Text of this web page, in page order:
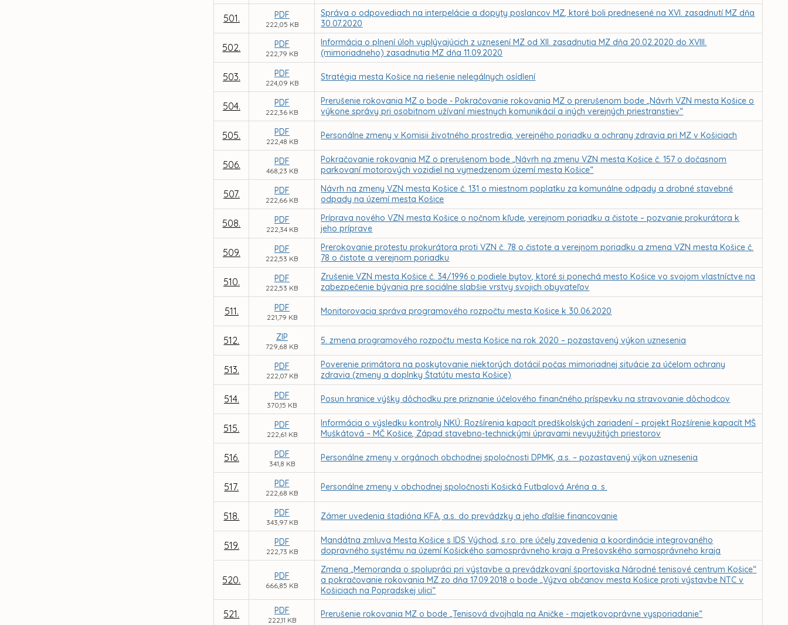
501. PDF
222,05 KB
Správa o odpovediach na interpelácie a dopyty poslancov MZ, ktoré boli prednesené na XVI. zasadnutí MZ dňa
30.07.2020
502. PDF
222,79 KB
Informácia o plnení úloh vyplývajúcich z uznesení MZ od XII. zasadnutia MZ dňa 20.02.2020 do XVIII.
(mimoriadneho) zasadnutia MZ dňa 11.09.2020
503. PDF
224,09 KB
Stratégia mesta Košice na riešenie nelegálnych osídlení
504. PDF
222,36 KB
Prerušenie rokovania MZ o bode - Pokračovanie rokovania MZ o prerušenom bode „Návrh VZN mesta Košice o
výkone správy pri osobitnom užívaní miestnych komunikácií a iných verejných priestranstiev“
505. PDF
222,48 KB
Personálne zmeny v Komisii životného prostredia, verejného poriadku a ochrany zdravia pri MZ v Košiciach
506. PDF
468,23 KB
Pokračovanie rokovania MZ o prerušenom bode „Návrh na zmenu VZN mesta Košice č. 157 o dočasnom
parkovaní motorových vozidiel na vymedzenom území mesta Košice“
507. PDF
222,66 KB
Návrh na zmeny VZN mesta Košice č. 131 o miestnom poplatku za komunálne odpady a drobné stavebné
odpady na území mesta Košice
508. PDF
222,34 KB
Príprava nového VZN mesta Košice o nočnom kľude, verejnom poriadku a čistote – pozvanie prokurátora k
jeho príprave
509. PDF
222,53 KB
Prerokovanie protestu prokurátora proti VZN č. 78 o čistote a verejnom poriadku a zmena VZN mesta Košice č.
78 o čistote a verejnom poriadku
510. PDF
222,53 KB
Zrušenie VZN mesta Košice č. 34/1996 o podiele bytov, ktoré si ponechá mesto Košice vo svojom vlastníctve na
zabezpečenie bývania pre sociálne slabšie vrstvy svojich obyvateľov
511. PDF
221,79 KB
Monitorovacia správa programového rozpočtu mesta Košice k 30.06.2020
512. ZIP
729,68 KB
5. zmena programového rozpočtu mesta Košice na rok 2020 – pozastavený výkon uznesenia
513. PDF
222,07 KB
Poverenie primátora na poskytovanie niektorých dotácií počas mimoriadnej situácie za účelom ochrany
zdravia (zmeny a doplnky Štatútu mesta Košice)
514. PDF
370,15 KB
Posun hranice výšky dôchodku pre priznanie účelového finančného príspevku na stravovanie dôchodcov
515. PDF
222,61 KB
Informácia o výsledku kontroly NKÚ: Rozšírenia kapacít predškolských zariadení – projekt Rozšírenie kapacít MŠ
Muškátová – MČ Košice, Západ stavebno-technickými úpravami nevyužitých priestorov
516. PDF
341,8 KB
Personálne zmeny v orgánoch obchodnej spoločnosti DPMK, a.s. – pozastavený výkon uznesenia
517. PDF
222,68 KB
Personálne zmeny v obchodnej spoločnosti Košická Futbalová Aréna a. s.
518. PDF
343,97 KB
Zámer uvedenia štadióna KFA, a.s. do prevádzky a jeho ďalšie financovanie
519. PDF
222,73 KB
Mandátna zmluva Mesta Košice s IDS Východ, s.r.o. pre účely zavedenia a koordinácie integrovaného
dopravného systému na území Košického samosprávneho kraja a Prešovského samosprávneho kraja
520. PDF
666,85 KB
Zmena „Memoranda o spolupráci pri výstavbe a prevádzkovaní športoviska Národné tenisové centrum Košice“
a pokračovanie rokovania MZ zo dňa 17.09.2018 o bode „Výzva občanov mesta Košice proti výstavbe NTC v
Košiciach na Popradskej ulici“
521. PDF
222,11 KB
Prerušenie rokovania MZ o bode „Tenisová dvojhala na Aničke - majetkovoprávne vysporiadanie“